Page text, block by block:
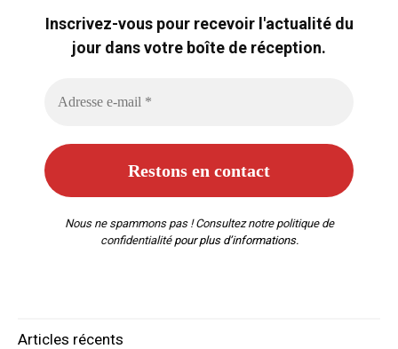
Inscrivez-vous pour recevoir l'actualité du
jour dans votre boîte de réception.
Nous ne spammons pas ! Consultez notre politique de
confidentialitépour plus d’informations.
Articles récents